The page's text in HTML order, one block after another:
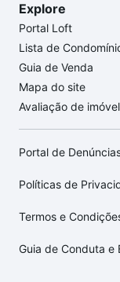
Explore
Portal Loft
Lista de
Guia de Venda
Mapa do site
Avaliação de imóvel
Portal de
Políticas de
Termos e
Guia de Conduta e